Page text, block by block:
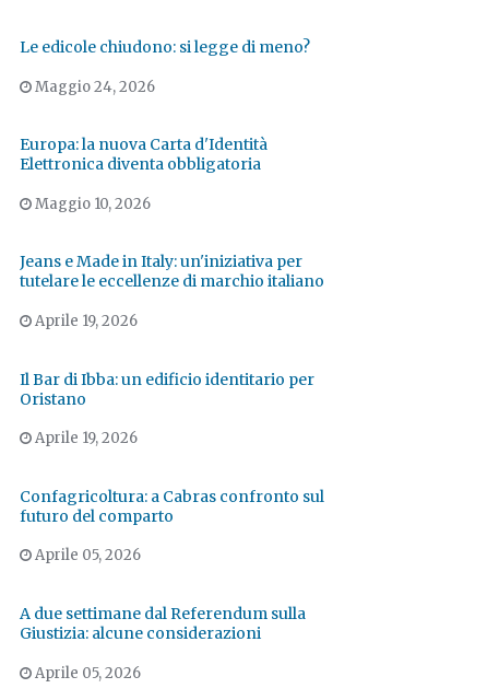
Le edicole chiudono: si legge di meno?
Maggio 24, 2026
Europa: la nuova Carta d'Identità
Elettronica diventa obbligatoria
Maggio 10, 2026
Jeans e Made in Italy: un'iniziativa per
tutelare le eccellenze di marchio italiano
Aprile 19, 2026
Il Bar di Ibba: un edificio identitario per
Oristano
Aprile 19, 2026
Confagricoltura: a Cabras confronto sul
futuro del comparto
Aprile 05, 2026
A due settimane dal Referendum sulla
Giustizia: alcune considerazioni
Aprile 05, 2026